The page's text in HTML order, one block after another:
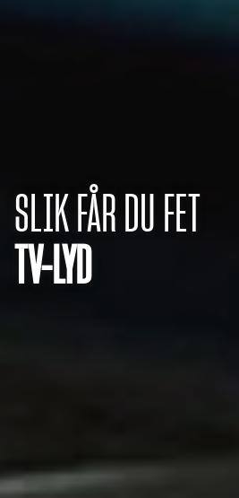
SLIK FÅR DU FET
TV-LYD